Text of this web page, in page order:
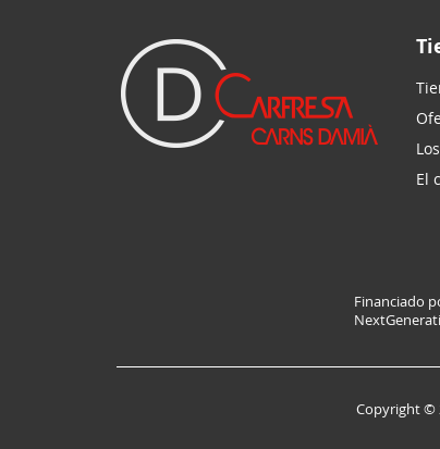
El
Financiado
Copyright ©